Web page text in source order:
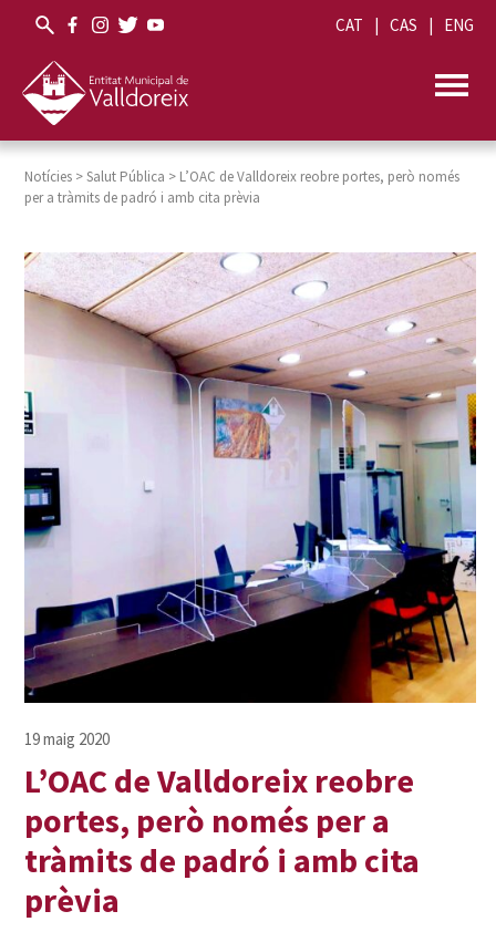
CAT CAS ENG
Notícies >Salut Pública > L’OAC de Valldoreix reobre portes, però només
per a tràmits de padró i amb cita prèvia
L’OAC de Valldoreix reobre
portes, però només per a
tràmits de padró i amb cita
prèvia